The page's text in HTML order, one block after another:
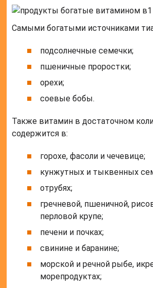
Самыми богатыми источниками
подсолнечные семечки;
пшеничные проростки;
орехи;
соевые бобы.
Также витамин в достаточном
содержится в:
горохе, фасоли и чечевице;
кунжутных и тыквенных
отрубях;
гречневой, пшеничной,
перловой крупе;
печени и почках;
свинине и баранине;
морской и речной рыбе,
морепродуктах;